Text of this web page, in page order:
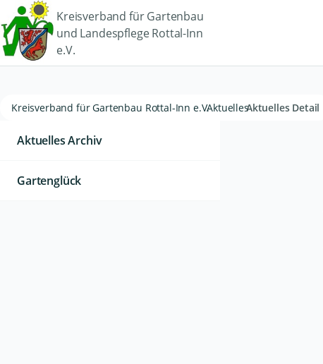
Kreisverband für Gartenbau
und Landespflege Rottal-Inn
e.V.
Kreisverband für Gartenbau Rottal-Inn e.V.AktuellesAktuelles Detail
Aktuelles Archiv
Gartenglück